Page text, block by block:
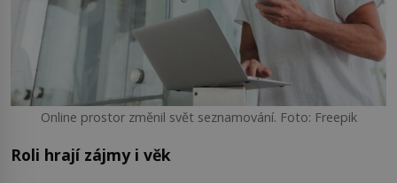
Online prostor změnil svět seznamování. Foto: Freepik
Roli hrají zájmy i věk